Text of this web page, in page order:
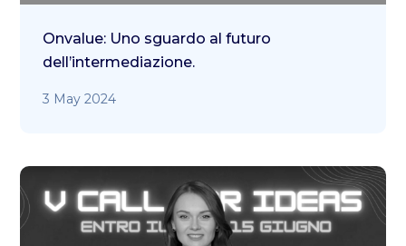
Onvalue: Uno sguardo al futuro
dell’intermediazione.
3 May 2024